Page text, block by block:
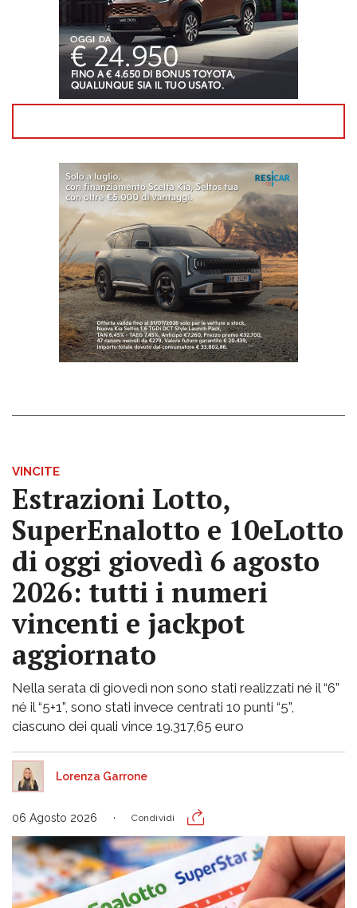
VINCITE
Estrazioni Lotto,
SuperEnalotto e 10eLotto
di oggi giovedì 6 agosto
2026: tutti i numeri
vincenti e jackpot
aggiornato
Nella serata di giovedì non sono stati realizzati né il “6”
né il “5+1”, sono stati invece centrati 10 punti “5”,
ciascuno dei quali vince 19.317,65 euro
Lorenza Garrone
06 Agosto 2026 Condividi